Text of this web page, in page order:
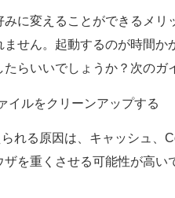
に変えることができるメ
せん。起動するのが時間
らいいでしょうか？次のガ
イルをクリーンアップする
れる原因は、キャッシュ、
を重くさせる可能性が高